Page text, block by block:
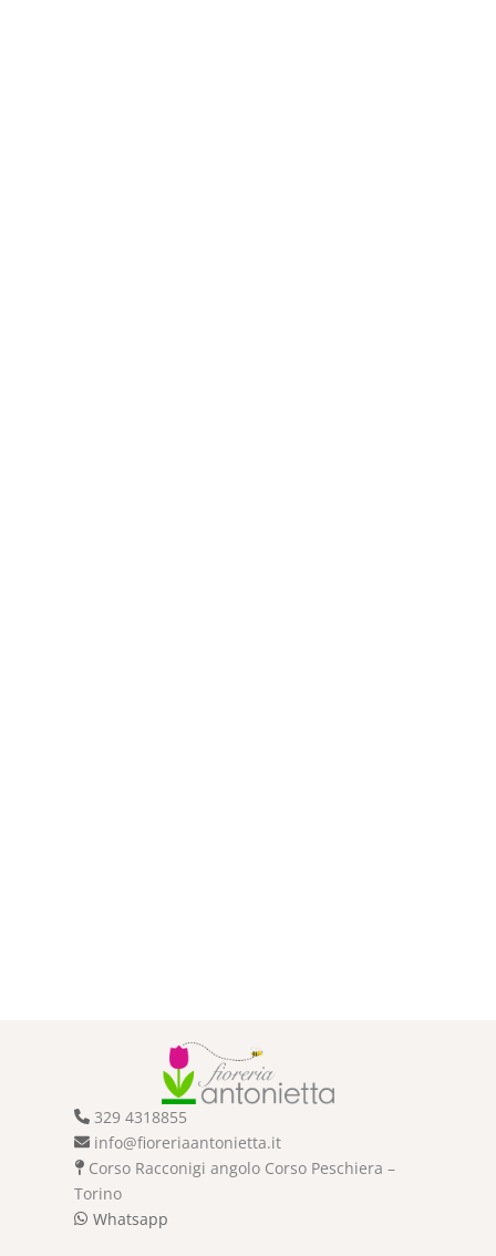
329 4318855
info@fioreriaantonietta.it
Corso Racconigi angolo Corso Peschiera –
Torino
 Whatsapp